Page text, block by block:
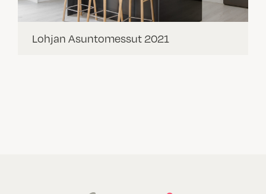
Lohjan Asuntomessut 2021